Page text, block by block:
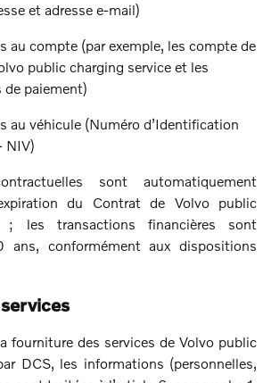
et adresse e-mail)
au compte (par exemple, les compte de
public charging service et les
paiement)
au véhicule (Numéro d’Identification
NIV)
sont automatiquement
du Contrat de Volvo public
; les transactions financières sont
ans, conformément aux dispositions
fourniture des services de Volvo public
DCS, les informations (personnelles,